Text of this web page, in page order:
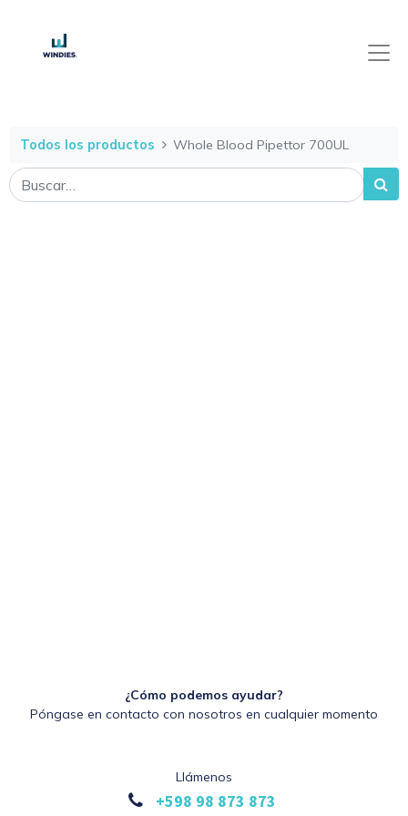
Todos los productos Whole Blood Pipettor 700UL
¿Cómo podemos ayudar?
Póngase en contacto con nosotros en cualquier momento
Llámenos
+598 98 873 873